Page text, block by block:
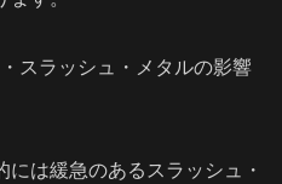
スラッシュ・メタルの影響
は緩急のあるスラッシュ・